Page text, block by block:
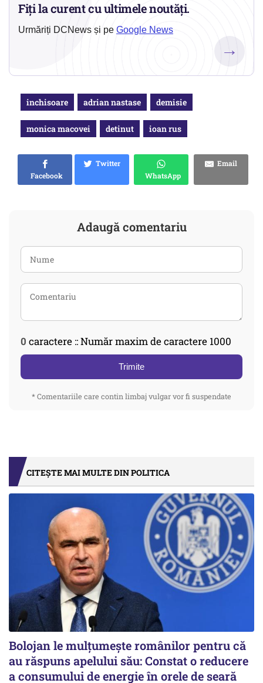
Fiți la curent cu ultimele noutăți.
Urmăriți DCNews și pe Google News
→
inchisoare adrian nastase demisie
monica macovei detinut ioan rus
Facebook
Twitter
WhatsApp
Email
Adaugă comentariu
0 caractere :: Număr maxim de caractere 1000
Trimite
* Comentariile care contin limbaj vulgar vor fi suspendate
CITEȘTE MAI MULTE DIN POLITICA
Bolojan le mulțumește românilor pentru că
au răspuns apelului său: Constat o reducere
a consumului de energie în orele de seară